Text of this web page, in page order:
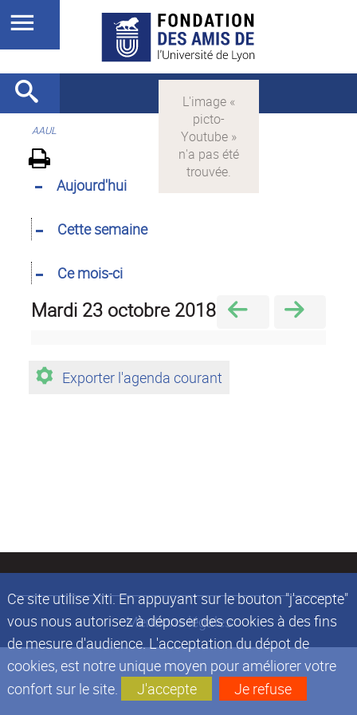
Ce site utilise Xiti. En appuyant sur le bouton "j'accepte"
vous nous autorisez à déposer des cookies à des fins
de mesure d'audience. L'acceptation du dépot de
cookies, est notre unique moyen pour améliorer votre
confort sur le site.
J'accepte Je refuse
AAUL
Aujourd'hui
Cette semaine
Ce mois-ci
mardi 23 octobre 2018
Exporter l'agenda courant
Mentions légales